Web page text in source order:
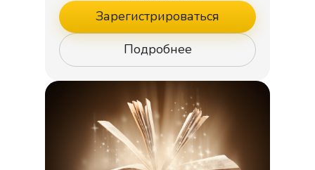
Зарегистрироваться
Подробнее